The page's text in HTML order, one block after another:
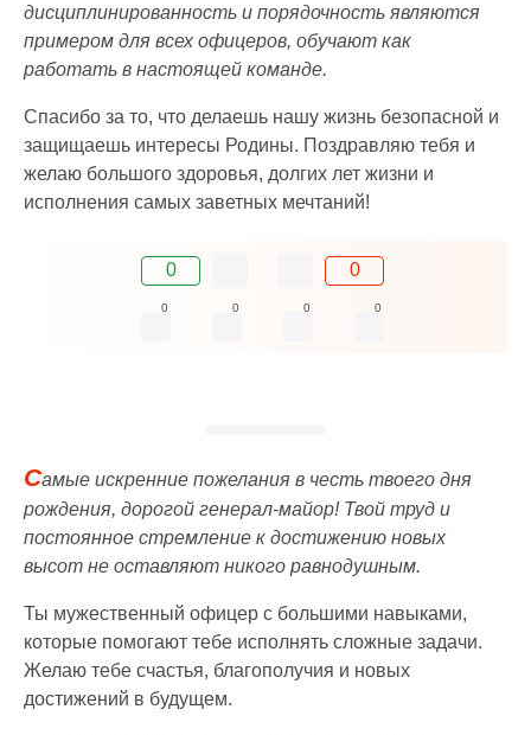
дисциплинированность и порядочность являются
примером для всех офицеров, обучают как
работать в настоящей команде.
Спасибо за то, что делаешь нашу жизнь безопасной и
защищаешь интересы Родины. Поздравляю тебя и
желаю большого здоровья, долгих лет жизни и
исполнения самых заветных мечтаний!
0 0
0 0 0 0
Самые искренние пожелания в честь твоего дня
рождения, дорогой генерал-майор! Твой труд и
постоянное стремление к достижению новых
высот не оставляют никого равнодушным.
Ты мужественный офицер с большими навыками,
которые помогают тебе исполнять сложные задачи.
Желаю тебе счастья, благополучия и новых
достижений в будущем.